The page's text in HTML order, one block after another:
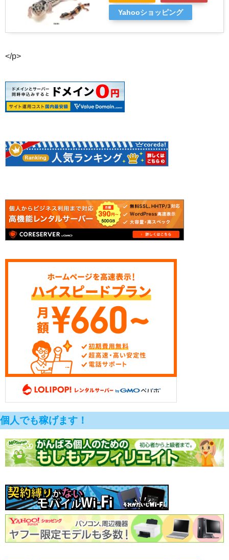
Yahooショッピング
</p>
個人でも稼げます！